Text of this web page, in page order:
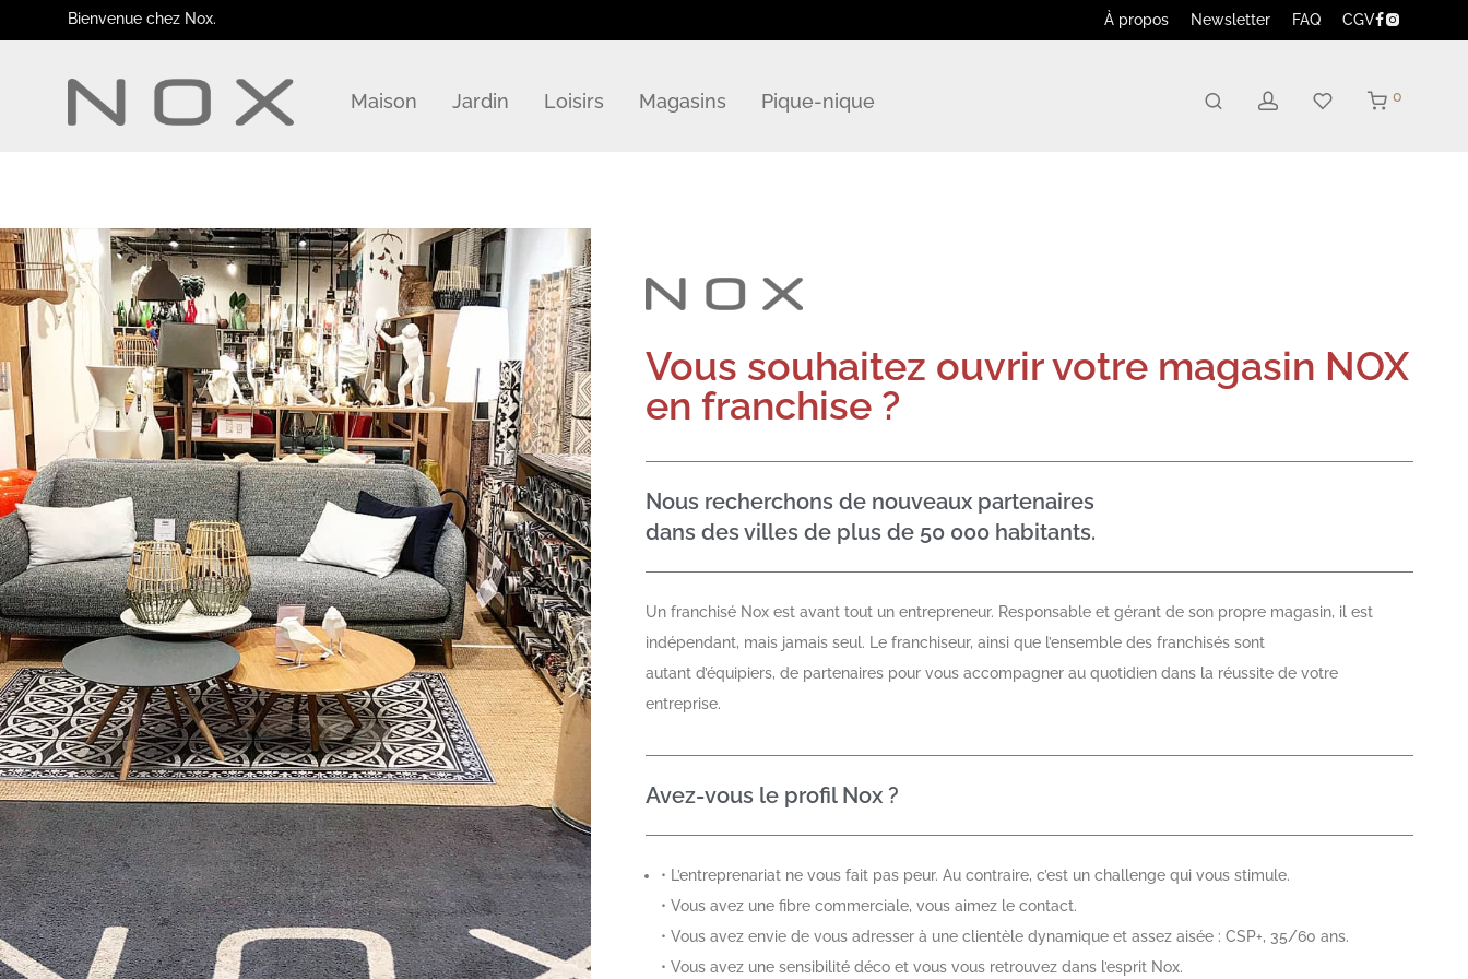
Bienvenue chez Nox. À propos Newsletter FAQ CGV
Maison Jardin Loisirs Magasins Pique-nique 0
Vous souhaitez ouvrir votre magasin NOX
en franchise ?
Nous recherchons de nouveaux partenaires
dans des villes de plus de 50 000 habitants.
Un franchisé Nox est avant tout un entrepreneur. Responsable et gérant de son propre magasin, il est
indépendant, mais jamais seul. Le franchiseur, ainsi que l’ensemble des franchisés sont
autant d’équipiers, de partenaires pour vous accompagner au quotidien dans la réussite de votre
entreprise.
Avez-vous le profil Nox ?
• L’entreprenariat ne vous fait pas peur. Au contraire, c’est un challenge qui vous stimule.
• Vous avez une fibre commerciale, vous aimez le contact.
• Vous avez envie de vous adresser à une clientèle dynamique et assez aisée : CSP+, 35/60 ans.
• Vous avez une sensibilité déco et vous vous retrouvez dans l’esprit Nox.